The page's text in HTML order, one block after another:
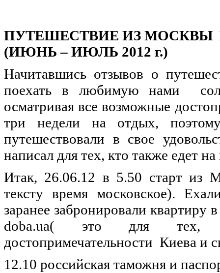
ПУТЕШЕСТВИЕ ИЗ МОСКВЫ
(ИЮНЬ – ИЮЛЬ 2012 г.)
Начитавшись отзывов о
поехать в любимую нами
осматривая всевозможные
три недели на отдых,
путешествовали в свое
написал для тех, кто также едет на
Итак, 26.06.12 в 5.50 старт из
тексту время московское).
заранее забронировали квартиру
doba.ua( это для
достопримечательности Киева и
12.10 российская таможня и